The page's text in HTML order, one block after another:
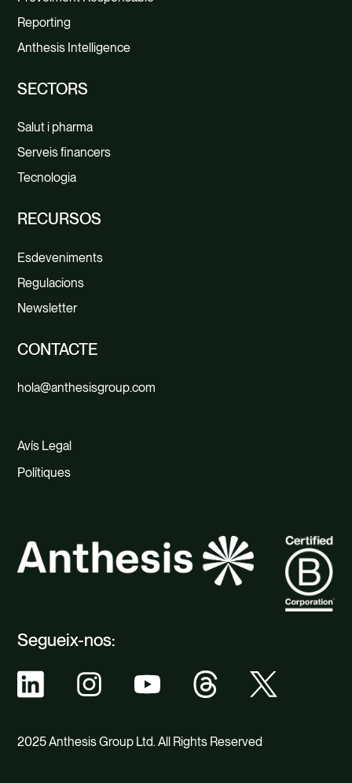
Segueix-nos:
2025 Anthesis Group Ltd. All Rights Reserved
Reporting
Anthesis Intelligence
SECTORS
Salut i pharma
Serveis financers
Tecnologia
RECURSOS
Esdeveniments
Regulacions
Newsletter
CONTACTE
hola@anthesisgroup.com
Avís Legal
Polítiques